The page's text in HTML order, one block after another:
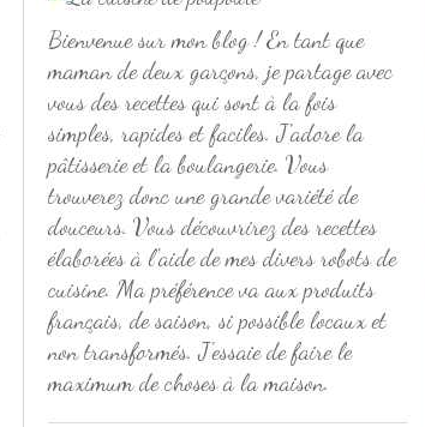
NOËL
NÖEL
NOËL
Bienvenue sur mon blog ! En tant que
maman de deux garçons, je partage avec
vous des recettes qui sont à la fois
simples, rapides et faciles. J'adore la
pâtisserie et la boulangerie. Vous
trouverez donc une grande variété de
douceurs. Vous découvrirez des recettes
élaborées à l'aide de mes divers robots de
cuisine. Ma préférence va aux produits
français, de saison, si possible locaux et
non transformés. J'essaie de faire le
maximum de choses à la maison.